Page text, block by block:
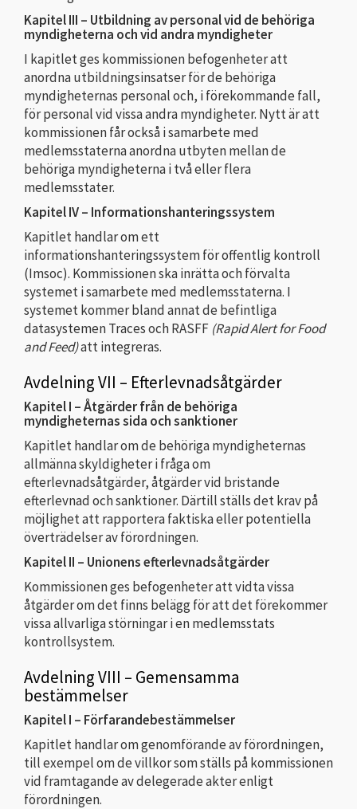
Kapitel III – Utbildning av personal vid de behöriga
myndigheterna och vid andra myndigheter
I kapitlet ges kommissionen befogenheter att
anordna utbildningsinsatser för de behöriga
myndigheternas personal och, i förekommande fall,
för personal vid vissa andra myndigheter. Nytt är att
kommissionen får också i samarbete med
medlemsstaterna anordna utbyten mellan de
behöriga myndigheterna i två eller flera
medlemsstater.
Kapitel IV – Informationshanteringssystem
Kapitlet handlar om ett
informationshanteringssystem för offentlig kontroll
(Imsoc). Kommissionen ska inrätta och förvalta
systemet i samarbete med medlemsstaterna. I
systemet kommer bland annat de befintliga
datasystemen Traces och RASFF (Rapid Alert for Food
and Feed)att integreras.
Avdelning VII – Efterlevnadsåtgärder
Kapitel I – Åtgärder från de behöriga
myndigheternas sida och sanktioner
Kapitlet handlar om de behöriga myndigheternas
allmänna skyldigheter i fråga om
efterlevnadsåtgärder, åtgärder vid bristande
efterlevnad och sanktioner. Därtill ställs det krav på
möjlighet att rapportera faktiska eller potentiella
överträdelser av förordningen.
Kapitel II – Unionens efterlevnadsåtgärder
Kommissionen ges befogenheter att vidta vissa
åtgärder om det finns belägg för att det förekommer
vissa allvarliga störningar i en medlemsstats
kontrollsystem.
Avdelning VIII – Gemensamma
bestämmelser
Kapitel I – Förfarandebestämmelser
Kapitlet handlar om genomförande av förordningen,
till exempel om de villkor som ställs på kommissionen
vid framtagande av delegerade akter enligt
förordningen.